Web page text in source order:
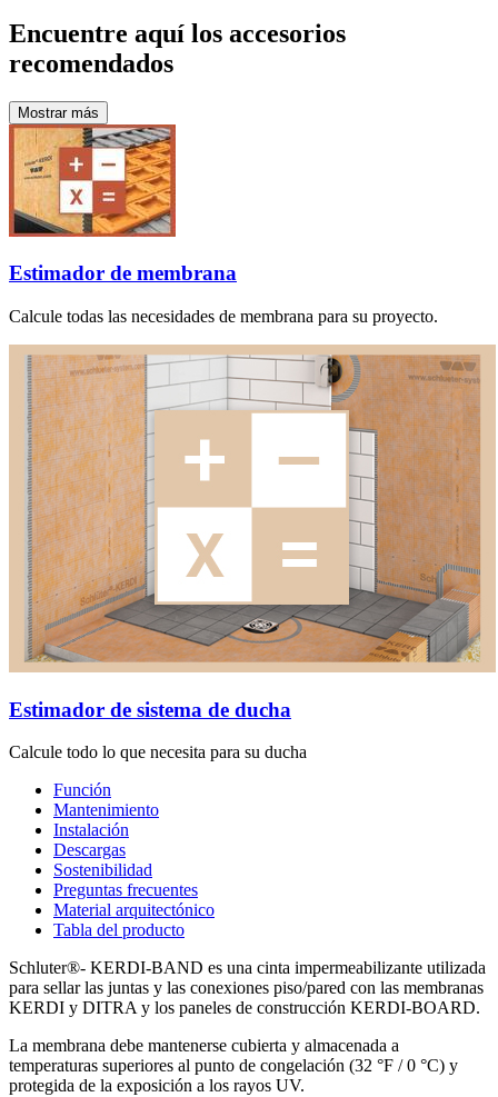
Encuentre aquí los accesorios
recomendados
Mostrar más
Estimador de membrana
Calcule todas las necesidades de membrana para su proyecto.
Estimador de sistema de ducha
Calcule todo lo que necesita para su ducha
Función
Mantenimiento
Instalación
Descargas
Sostenibilidad
Preguntas frecuentes
Material arquitectónico
Tabla del producto
Schluter®- KERDI-BAND es una cinta impermeabilizante utilizada
para sellar las juntas y las conexiones piso/pared con las membranas
KERDI y DITRA y los paneles de construcción KERDI-BOARD.
La membrana debe mantenerse cubierta y almacenada a
temperaturas superiores al punto de congelación (32 °F / 0 °C) y
protegida de la exposición a los rayos UV.